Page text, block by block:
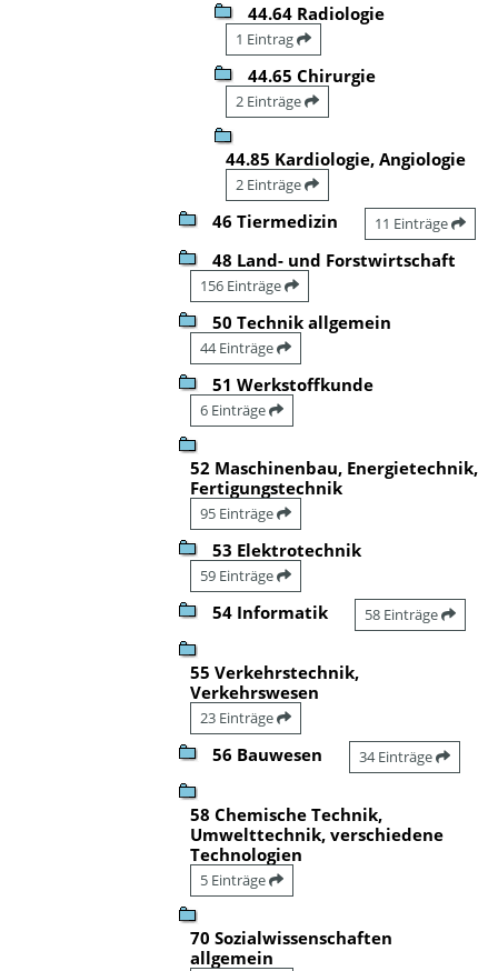
44.64 Radiologie
1 Eintrag
44.65 Chirurgie
2 Einträge
44.85 Kardiologie, Angiologie
2 Einträge
46 Tiermedizin 11 Einträge
48 Land- und Forstwirtschaft
156 Einträge
50 Technik allgemein
44 Einträge
51 Werkstoffkunde
6 Einträge
52 Maschinenbau, Energietechnik,
Fertigungstechnik
95 Einträge
53 Elektrotechnik
59 Einträge
54 Informatik 58 Einträge
55 Verkehrstechnik,
Verkehrswesen
23 Einträge
56 Bauwesen 34 Einträge
58 Chemische Technik,
Umwelttechnik, verschiedene
Technologien
5 Einträge
70 Sozialwissenschaften
allgemein